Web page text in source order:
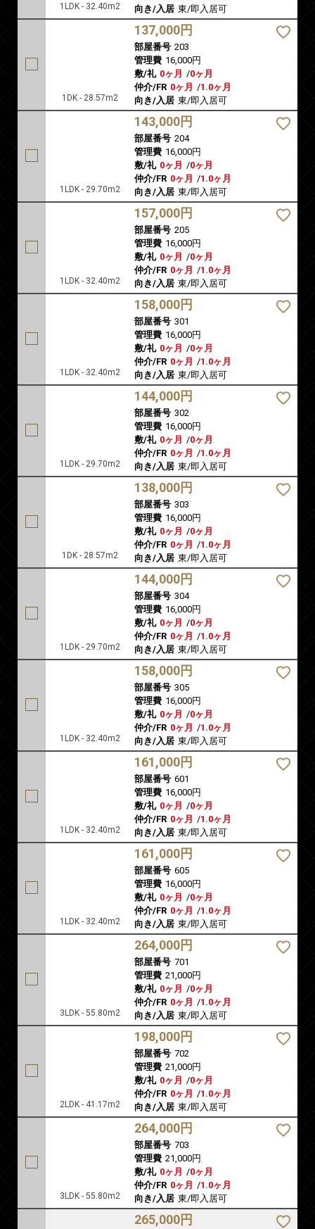
1LDK - 32.40m2
向き/入居 東/即入居可
1DK - 28.57m2
137,000円
部屋番号 203
管理費 16,000円
敷/礼 0ヶ月 /0ヶ月
仲介/FR 0ヶ月 /1.0ヶ月
向き/入居 東/即入居可
1LDK - 29.70m2
143,000円
部屋番号 204
管理費 16,000円
敷/礼 0ヶ月 /0ヶ月
仲介/FR 0ヶ月 /1.0ヶ月
向き/入居 東/即入居可
1LDK - 32.40m2
157,000円
部屋番号 205
管理費 16,000円
敷/礼 0ヶ月 /0ヶ月
仲介/FR 0ヶ月 /1.0ヶ月
向き/入居 東/即入居可
1LDK - 32.40m2
158,000円
部屋番号 301
管理費 16,000円
敷/礼 0ヶ月 /0ヶ月
仲介/FR 0ヶ月 /1.0ヶ月
向き/入居 東/即入居可
1LDK - 29.70m2
144,000円
部屋番号 302
管理費 16,000円
敷/礼 0ヶ月 /0ヶ月
仲介/FR 0ヶ月 /1.0ヶ月
向き/入居 東/即入居可
1DK - 28.57m2
138,000円
部屋番号 303
管理費 16,000円
敷/礼 0ヶ月 /0ヶ月
仲介/FR 0ヶ月 /1.0ヶ月
向き/入居 東/即入居可
1LDK - 29.70m2
144,000円
部屋番号 304
管理費 16,000円
敷/礼 0ヶ月 /0ヶ月
仲介/FR 0ヶ月 /1.0ヶ月
向き/入居 東/即入居可
1LDK - 32.40m2
158,000円
部屋番号 305
管理費 16,000円
敷/礼 0ヶ月 /0ヶ月
仲介/FR 0ヶ月 /1.0ヶ月
向き/入居 東/即入居可
1LDK - 32.40m2
161,000円
部屋番号 601
管理費 16,000円
敷/礼 0ヶ月 /0ヶ月
仲介/FR 0ヶ月 /1.0ヶ月
向き/入居 東/即入居可
1LDK - 32.40m2
161,000円
部屋番号 605
管理費 16,000円
敷/礼 0ヶ月 /0ヶ月
仲介/FR 0ヶ月 /1.0ヶ月
向き/入居 東/即入居可
3LDK - 55.80m2
264,000円
部屋番号 701
管理費 21,000円
敷/礼 0ヶ月 /0ヶ月
仲介/FR 0ヶ月 /1.0ヶ月
向き/入居 東/即入居可
2LDK - 41.17m2
198,000円
部屋番号 702
管理費 21,000円
敷/礼 0ヶ月 /0ヶ月
仲介/FR 0ヶ月 /1.0ヶ月
向き/入居 東/即入居可
3LDK - 55.80m2
264,000円
部屋番号 703
管理費 21,000円
敷/礼 0ヶ月 /0ヶ月
仲介/FR 0ヶ月 /1.0ヶ月
向き/入居 東/即入居可
265,000円